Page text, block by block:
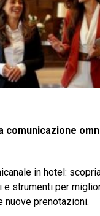
comunicazione
in hotel:
e strumenti per
nuove prenotazioni.